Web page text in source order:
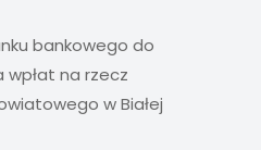
bankowego do
wpłat na rzecz
w Białej